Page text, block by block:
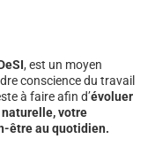
, est un moyen
conscience du travail
à faire afin d’évoluer
votre
être au quotidien.